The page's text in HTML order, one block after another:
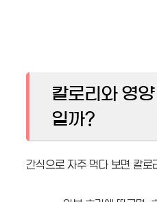
칼로리와 영
일까?
간식으로 자주 먹다 보면 칼로